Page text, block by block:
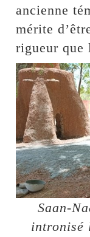
ancienne
mérite
rigueur que
Saan-
intronisé